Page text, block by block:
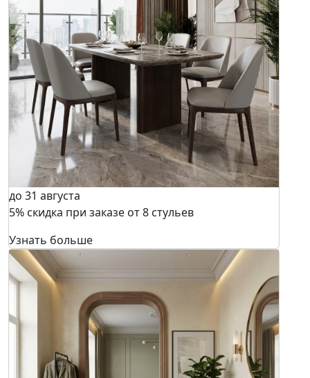
до 31 августа
5% скидка при заказе от 8 стульев
Узнать больше